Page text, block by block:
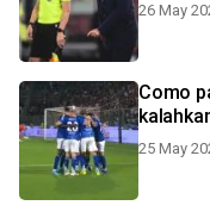
26 May
Como
25 May